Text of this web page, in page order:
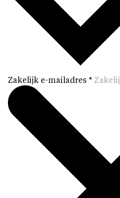
Zakelijk e-mailadres *